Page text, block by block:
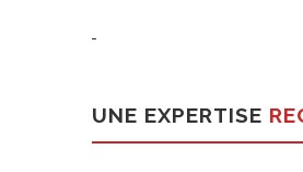
UNE EXPERTISE